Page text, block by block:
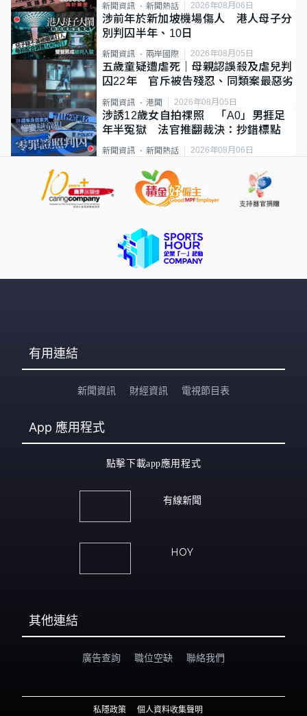
新聞資訊 新聞熱話 2026年08月06日
涉前年於新加坡機場傷人 港人母子分
別判囚半年、10日
新聞資訊 兩岸國際 2026年08月05日
五歲童疑遭虐死｜母親認誤殺及虐兒判
囚22年 官斥被告殘忍、同類案最惡劣
新聞資訊 港聞 2026年08月05日
涉誘12歲女自拍祼照 「A0」男捱足
年半冤獄 法官推翻裁決：抄錯標點
新聞資訊 新聞熱話 2026年08月06日
有用連結
新聞資訊 財經資訊 電視節目表
App 應用程式
點擊下載app應用程式
有線新聞
HOY
其他連結
廣告查詢 職位空缺 聯絡我們
私隱政策 個人資料收集聲明